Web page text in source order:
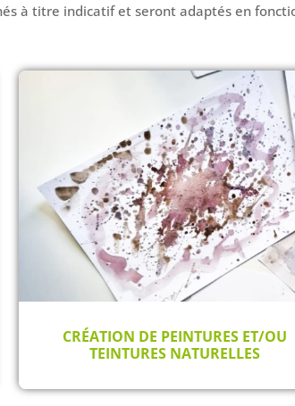
à titre indicatif et seront adaptés en
CRÉATION DE PEINTURES ET/OU
TEINTURES NATURELLES